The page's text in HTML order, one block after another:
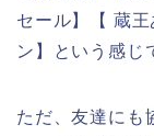
セール】【 蔵
ン】という感じ
ただ、友達にも